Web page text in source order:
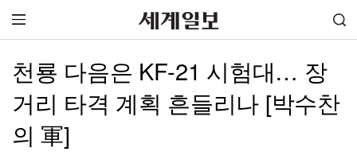
천룡 다음은 KF-21 시험대… 장
거리 타격 계획 흔들리나 [박수찬
의 軍]